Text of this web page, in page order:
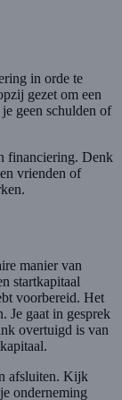
in orde te
gezet om een
geen schulden of
financiering. Denk
vrienden of
manier van
startkapitaal
voorbereid. Het
Je gaat in gesprek
overtuigd is van
afsluiten. Kijk
onderneming